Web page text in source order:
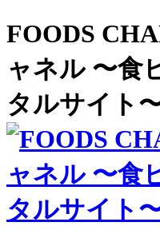
FOODS
ャネル 〜食
タルサイト